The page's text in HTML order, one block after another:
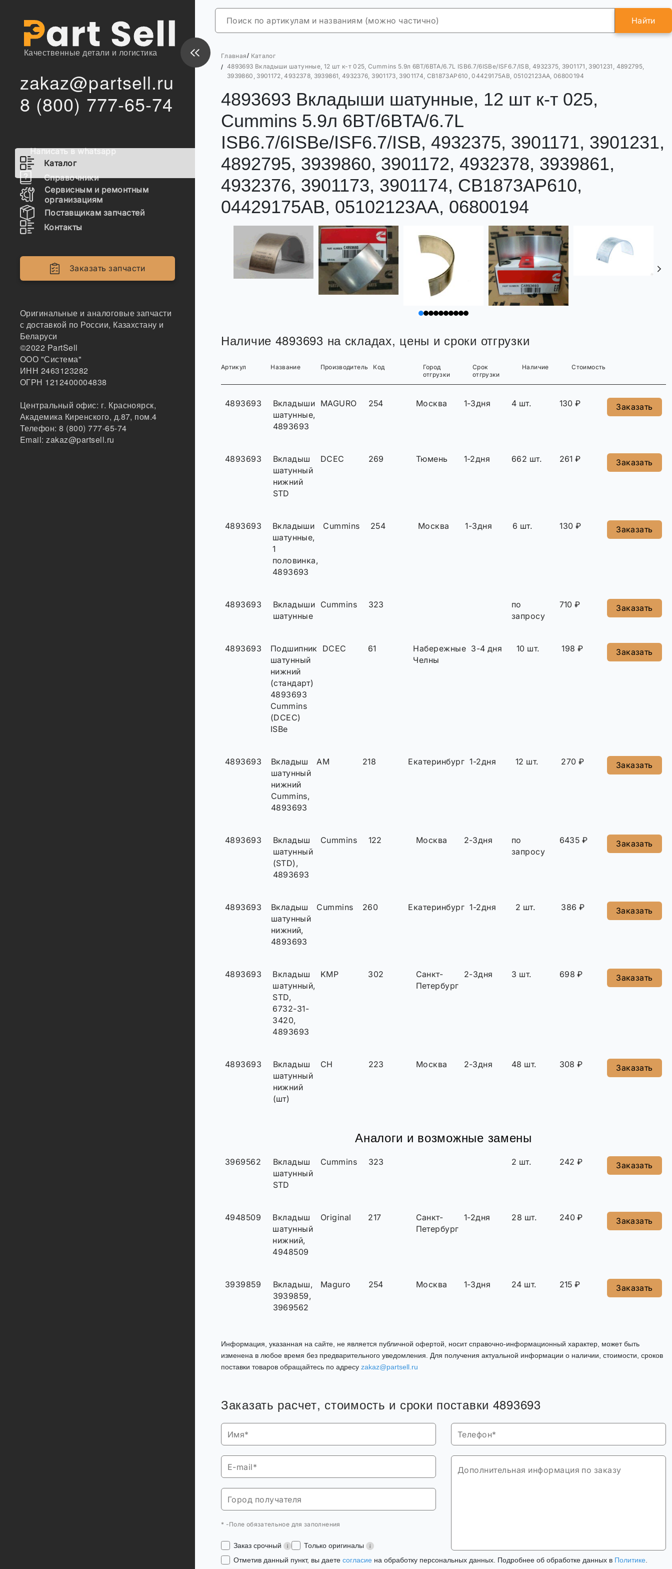
Качественные детали и логистика
zakaz@partsell.ru
8 (800) 777-65-74
Написать в whatsapp
Каталог
Справочники
Сервисным и ремонтным
организациям
Поставщикам запчастей
Контакты
Заказать запчасти
Оригинальные и аналоговые запчасти
с доставкой по России, Казахстану и
Беларуси
©2022 PartSell
ООО "Система"
ИНН 2463123282
ОГРН 1212400004838
Центральный офис: г. Красноярск,
Академика Киренского, д.87, пом.4
Телефон:8 (800) 777-65-74
Email:zakaz@partsell.ru
Найти
Главная/ Каталог
/ 4893693 Вкладыши шатунные, 12 шт к-т 025, Cummins 5.9л 6BT/6BTA/6.7L ISB6.7/6ISBe/ISF6.7/ISB, 4932375, 3901171, 3901231, 4892795,
3939860, 3901172, 4932378, 3939861, 4932376, 3901173, 3901174, CB1873AP610, 04429175AB, 05102123AA, 06800194
4893693 Вкладыши шатунные, 12 шт к-т 025,
Cummins 5.9л 6BT/6BTA/6.7L
ISB6.7/6ISBe/ISF6.7/ISB, 4932375, 3901171, 3901231,
4892795, 3939860, 3901172, 4932378, 3939861,
4932376, 3901173, 3901174, CB1873AP610,
04429175AB, 05102123AA, 06800194
Наличие 4893693 на складах, цены и сроки отгрузки
Артикул Название Производитель Код
Город
отгрузки
Срок
отгрузки
Наличие Стоимость
4893693
Вкладыши
шатунные,
4893693
MAGURO 254 Москва 1-3дня 4 шт. 130 ₽ Заказать
4893693
Вкладыш
шатунный
нижний
STD
DCEC 269 Тюмень 1-2дня 662 шт. 261 ₽ Заказать
4893693
Вкладыши
шатунные,
1
половинка,
4893693
Cummins 254 Москва 1-3дня 6 шт. 130 ₽ Заказать
4893693
Вкладыши
шатунные
Cummins 323
по
запросу
710 ₽ Заказать
4893693
Подшипник
шатунный
нижний
(стандарт)
4893693
Cummins
(DCEC)
ISBe
DCEC 61
Набережные
Челны
3-4 дня 10 шт. 198 ₽ Заказать
4893693
Вкладыш
шатунный
нижний
Cummins,
4893693
AM 218 Екатеринбург 1-2дня 12 шт. 270 ₽ Заказать
4893693
Вкладыш
шатунный
(STD),
4893693
Cummins 122 Москва 2-3дня
по
запросу
6435 ₽ Заказать
4893693
Вкладыш
шатунный
нижний,
4893693
Cummins 260 Екатеринбург 1-2дня 2 шт. 386 ₽ Заказать
4893693
Вкладыш
шатунный,
STD,
6732-31-
3420,
4893693
KMP 302
Санкт-
Петербург
2-3дня 3 шт. 698 ₽ Заказать
4893693
Вкладыш
шатунный
нижний
(шт)
CH 223 Москва 2-3дня 48 шт. 308 ₽ Заказать
Аналоги и возможные замены
3969562
Вкладыш
шатунный
STD
Cummins 323 2 шт. 242 ₽ Заказать
4948509
Вкладыш
шатунный
нижний,
4948509
Original 217
Санкт-
Петербург
1-2дня 28 шт. 240 ₽ Заказать
3939859
Вкладыш,
3939859,
3969562
Maguro 254 Москва 1-3дня 24 шт. 215 ₽ Заказать
Информация, указанная на сайте, не является публичной офертой, носит справочно-информационный характер, может быть
изменена в любое время без предварительного уведомления. Для получения актуальной информации о наличии, стоимости, сроков
поставки товаров обращайтесь по адресу zakaz@partsell.ru
Заказать расчет, стоимость и сроки поставки 4893693
* -Поле обязательное для заполнения
Заказ срочный
Только оригиналы
Отметив данный пункт, вы даете согласие на обработку персональных данных. Подробнее об обработке данных в Политике